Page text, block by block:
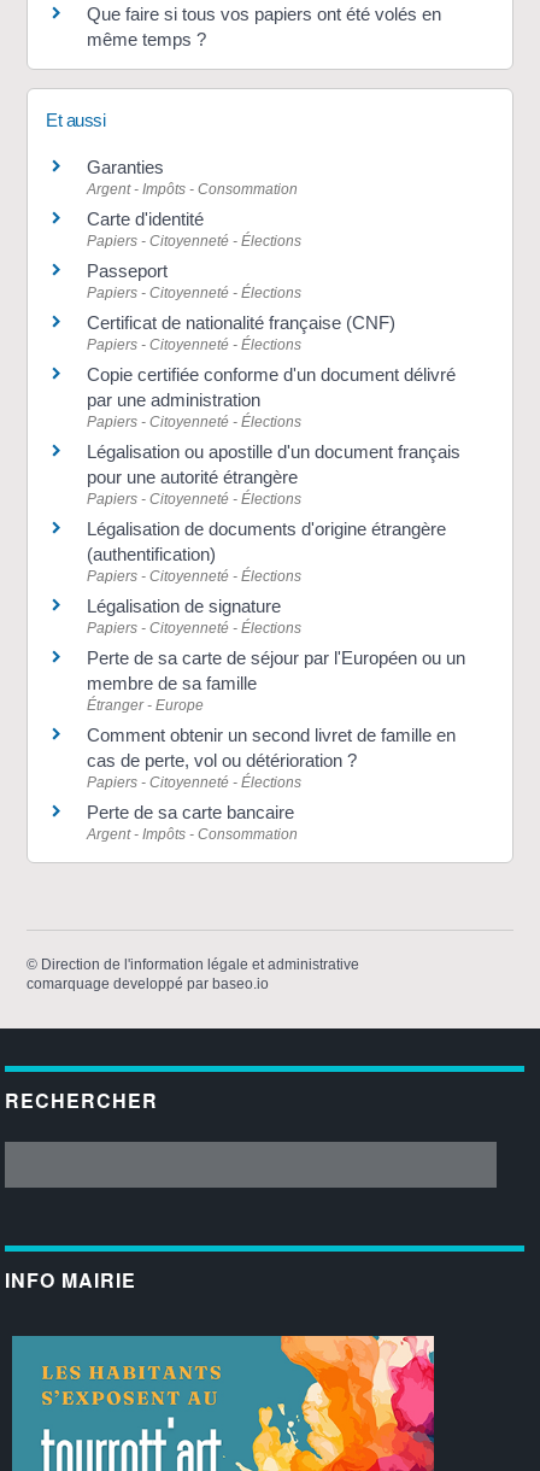
Que faire si tous vos papiers ont été volés en
même temps ?
Et aussi
Garanties
Argent - Impôts - Consommation
Carte d'identité
Papiers - Citoyenneté - Élections
Passeport
Papiers - Citoyenneté - Élections
Certificat de nationalité française (CNF)
Papiers - Citoyenneté - Élections
Copie certifiée conforme d'un document délivré
par une administration
Papiers - Citoyenneté - Élections
Légalisation ou apostille d'un document français
pour une autorité étrangère
Papiers - Citoyenneté - Élections
Légalisation de documents d'origine étrangère
(authentification)
Papiers - Citoyenneté - Élections
Légalisation de signature
Papiers - Citoyenneté - Élections
Perte de sa carte de séjour par l'Européen ou un
membre de sa famille
Étranger - Europe
Comment obtenir un second livret de famille en
cas de perte, vol ou détérioration ?
Papiers - Citoyenneté - Élections
Perte de sa carte bancaire
Argent - Impôts - Consommation
© Direction de l'information légale et administrative
comarquage developpé parbaseo.io
RECHERCHER
INFO MAIRIE